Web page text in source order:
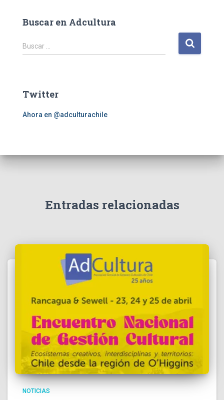
Buscar en Adcultura
B
u
r
Buscar …
Twitter
Ahora en @adculturachile
Entradas relacionadas
NOTICIAS